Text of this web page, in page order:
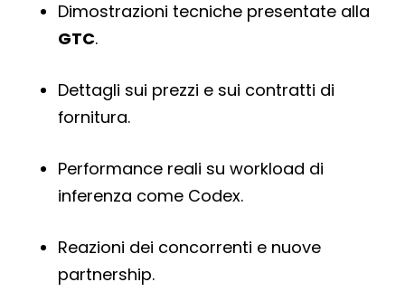
Dimostrazioni tecniche presentate alla
GTC.
Dettagli sui prezzi e sui contratti di
fornitura.
Performance reali su workload di
inferenza come Codex.
Reazioni dei concorrenti e nuove
partnership.